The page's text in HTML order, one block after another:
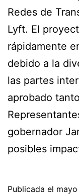
Redes de
Lyft. El
rápidamente
debido a la
las partes
aprobado
gobernador
posibles
Publicada el